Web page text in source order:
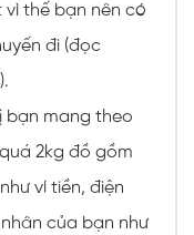
thế bạn nên có
đi (đọc
).
bạn mang theo
2kg đồ gồm
ví tiền, điện
của bạn như